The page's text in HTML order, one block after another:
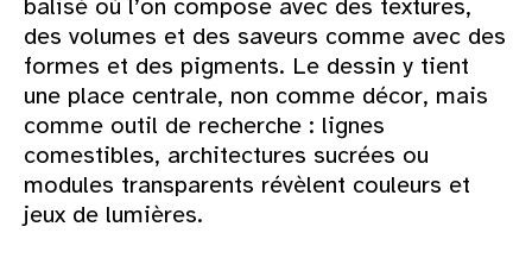
balisé où l’on compose avec des textures,
des volumes et des saveurs comme avec des
formes et des pigments. Le dessin y tient
une place centrale, non comme décor, mais
comme outil de recherche : lignes
comestibles, architectures sucrées ou
modules transparents révèlent couleurs et
jeux de lumières.